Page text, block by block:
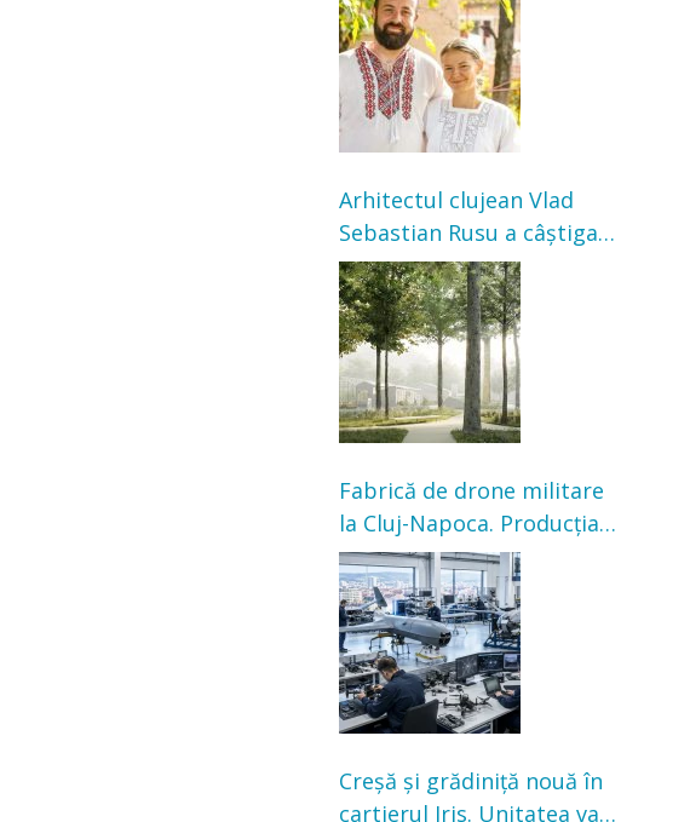
cultivă legume în grădina
bunicilor
Arhitectul clujean Vlad
Sebastian Rusu a câștigat
concursul pentru
transformarea Grădinii
Casei Universitarilor
Fabrică de drone militare
la Cluj-Napoca. Producția
ar urma să înceapă în
toamna acestui an
Creșă și grădiniță nouă în
cartierul Iris. Unitatea va